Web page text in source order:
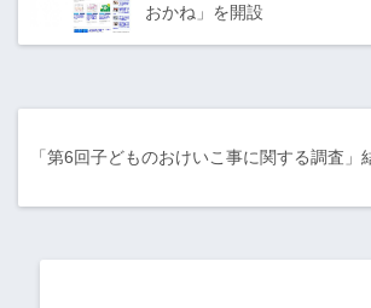
おかね」を開設
「第6回子どものおけいこ事に関する調査」